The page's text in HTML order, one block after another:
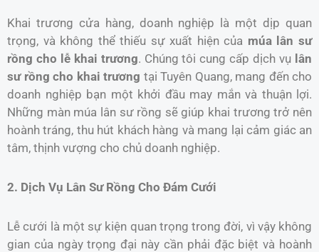
Khai trương cửa hàng, doanh nghiệp là một dịp quan
trọng, và không thể thiếu sự xuất hiện của múa lân sư
rồng cho lễ khai trương. Chúng tôi cung cấp dịch vụ lân
sư rồng cho khai trương tại Tuyên Quang, mang đến cho
doanh nghiệp bạn một khởi đầu may mắn và thuận lợi.
Những màn múa lân sư rồng sẽ giúp khai trương trở nên
hoành tráng, thu hút khách hàng và mang lại cảm giác an
tâm, thịnh vượng cho chủ doanh nghiệp.
2. Dịch Vụ Lân Sư Rồng Cho Đám Cưới
Lễ cưới là một sự kiện quan trọng trong đời, vì vậy không
gian của ngày trọng đại này cần phải đặc biệt và hoành